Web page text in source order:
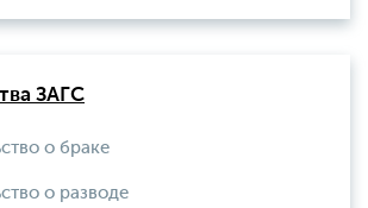
ЗАГС
о браке
о разводе